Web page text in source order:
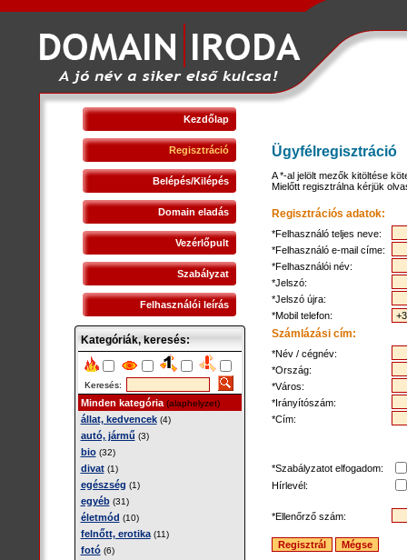
Kezdőlap
Regisztráció
Belépés/Kilépés
Domain eladás
Vezérlőpult
Szabályzat
Felhasználói leírás
Kategóriák, keresés:
Keresés:
Minden kategória(alaphelyzet)
állat, kedvencek(4)
autó, jármű (3)
bio(32)
divat(1)
egészség (1)
egyéb(31)
életmód (10)
felnőtt, erotika(11)
fotó(6)
Ügyfélregisztráció
A *-al jelölt mezők kitöltése
Mielőtt regisztrálna kérjük
Regisztrációs adatok:
*Felhasználó teljes neve:
*Felhasználó e-mail címe:
*Felhasználói név:
*Jelszó:
*Jelszó újra:
*Mobil telefon:
Számlázási cím:
*Név / cégnév:
*Ország:
*Város:
*Irányítószám:
*Cím:
*Szabályzatot elfogadom:
Hírlevél:
*Ellenőrző szám: